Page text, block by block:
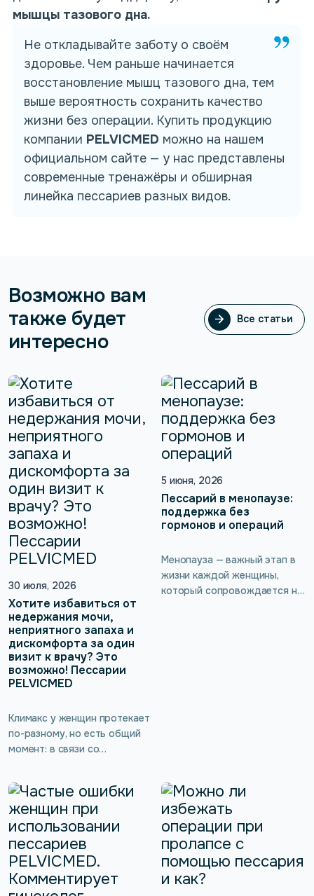
мышцы тазового дна.
Не откладывайте заботу о своём
здоровье. Чем раньше начинается
восстановление мышц тазового дна, тем
выше вероятность сохранить качество
жизни без операции. Купить продукцию
компании PELVICMED можно на нашем
официальном сайте — у нас представлены
современные тренажёры и обширная
линейка пессариев разных видов.
Возможно вам
также будет
интересно
Все статьи
Все статьи
30 июля, 2026
Хотите избавиться от
недержания мочи,
неприятного запаха и
дискомфорта за один
визит к врачу? Это
возможно! Пессарии
PELVICMED
Климакс у женщин протекает
по-разному, но есть общий
момент: в связи со
связки и мышцы становятся
неэластичными, тазовое дно
может терять тонус, и
возникает недержание мочи.
Можно ли устранить его
причины быстро и без
операций? Нужен совет
врача! Часто такая
5 июня, 2026
Пессарий в менопаузе:
поддержка без
гормонов и операций
Менопауза — важный этап в
жизни каждой женщины,
который сопровождается не
либидо. Большинство
женщин списывают
появившиеся симптомы на
возраст и климакс, и просто
[…]